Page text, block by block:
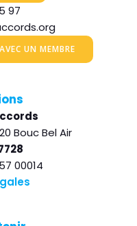
97
UN MEMBRE
Bouc Bel Air
00014